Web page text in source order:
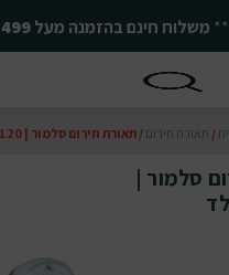
** משלוח חינם בהזמנה מעל499
/ תאורת חירום / תאורת חירום סלמור | 120 נורות לד
סלמור |